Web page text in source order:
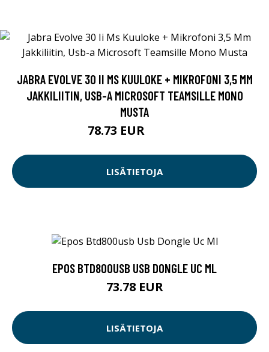
JABRA EVOLVE 30 II MS KUULOKE + MIKROFONI 3,5 MM
JAKKILIITIN, USB-A MICROSOFT TEAMSILLE MONO
MUSTA
78.73 EUR
LISÄTIETOJA
EPOS BTD800USB USB DONGLE UC ML
73.78 EUR
LISÄTIETOJA